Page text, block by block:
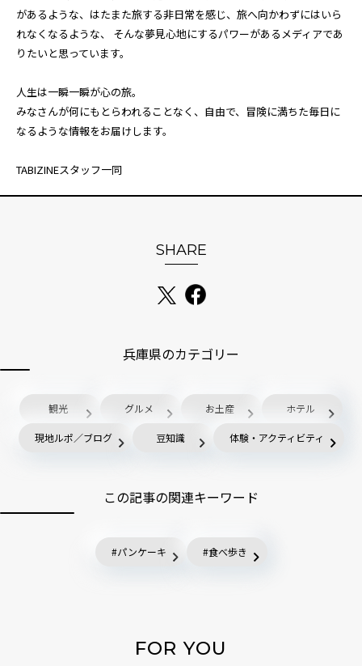
があるような、はたまた旅する非日常を感じ、旅へ向かわずにはいら
れなくなるような、 そんな夢見心地にするパワーがあるメディアであ
りたいと思っています。
人生は一瞬一瞬が心の旅。
みなさんが何にもとらわれることなく、自由で、冒険に満ちた毎日に
なるような情報をお届けします。
TABIZINEスタッフ一同
SHARE
兵庫県のカテゴリー
観光 グルメ お土産 ホテル
現地ルポ／ブログ 豆知識 体験・アクティビティ
この記事の関連キーワード
パンケーキ 食べ歩き
FOR YOU